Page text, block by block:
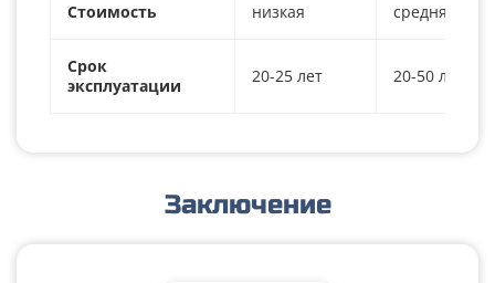
Стоимость низкая средняя
Срок
эксплуатации
20-25 лет 20-50 лет
Заключение